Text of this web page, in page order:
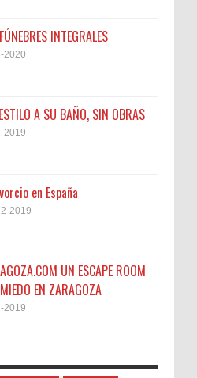
INTEGRALES
2020
A SU BAÑO, SIN OBRAS
2019
en España
2019
UN ESCAPE ROOM
EN ZARAGOZA
2019
: